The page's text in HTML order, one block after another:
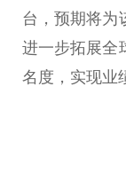
台 ，预期将
进一步拓展全
名度，实现业